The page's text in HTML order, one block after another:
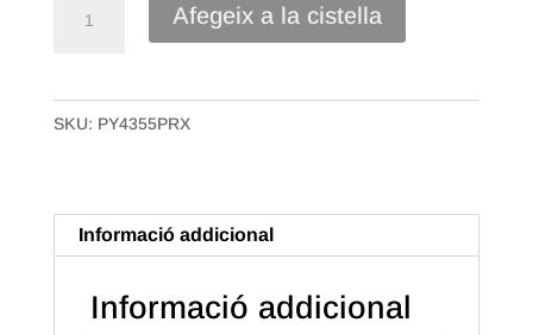
Bossa
Samarreta
reciclat
de
43x55
50mc.
Afegeix a la cistella
SKU: PY4355PRX
Informació addicional
Informació addicional